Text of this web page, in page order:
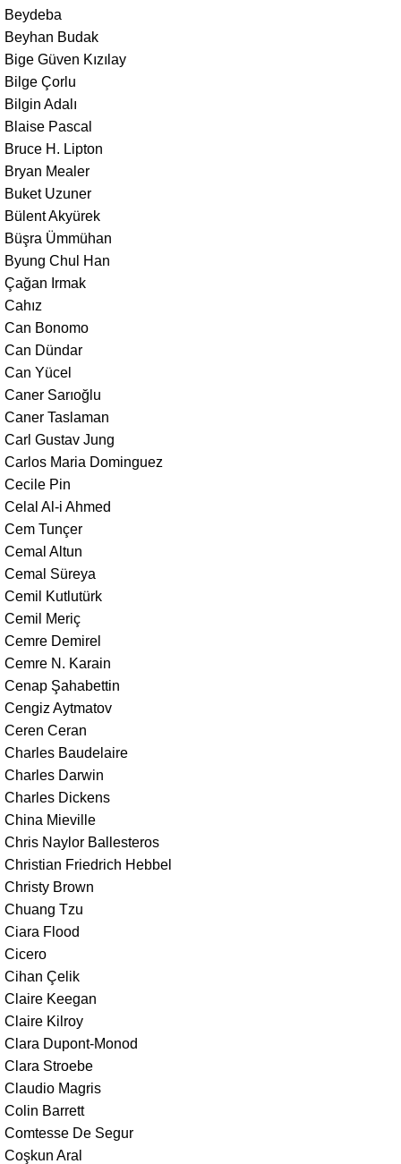
Beydeba
Beyhan Budak
Bige Güven Kızılay
Bilge Çorlu
Bilgin Adalı
Blaise Pascal
Bruce H. Lipton
Bryan Mealer
Buket Uzuner
Bülent Akyürek
Büşra Ümmühan
Byung Chul Han
Çağan Irmak
Cahız
Can Bonomo
Can Dündar
Can Yücel
Caner Sarıoğlu
Caner Taslaman
Carl Gustav Jung
Carlos Maria Dominguez
Cecile Pin
Celal Al-i Ahmed
Cem Tunçer
Cemal Altun
Cemal Süreya
Cemil Kutlutürk
Cemil Meriç
Cemre Demirel
Cemre N. Karain
Cenap Şahabettin
Cengiz Aytmatov
Ceren Ceran
Charles Baudelaire
Charles Darwin
Charles Dickens
China Mieville
Chris Naylor Ballesteros
Christian Friedrich Hebbel
Christy Brown
Chuang Tzu
Ciara Flood
Cicero
Cihan Çelik
Claire Keegan
Claire Kilroy
Clara Dupont-Monod
Clara Stroebe
Claudio Magris
Colin Barrett
Comtesse De Segur
Coşkun Aral